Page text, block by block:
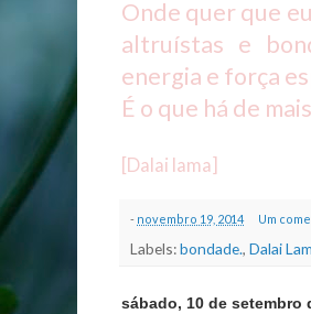
Onde quer que
altruístas e
energia e força
É o que há de
[Dalai lama]
- novembro 19, 2014 Um
Labels:bondade., Dalai
sábado, 10 de setembro